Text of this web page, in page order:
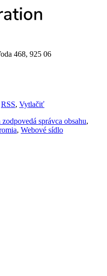
468, 925 06
RSS, Vytlačiť
zodpovedá správca obsahu,
, Webové sídlo